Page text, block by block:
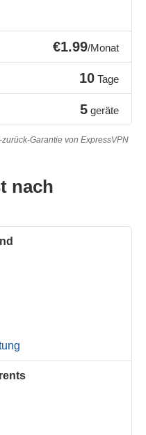
€1.99/Monat
10 Tage
5 geräte
Garantie von ExpressVPN
nach